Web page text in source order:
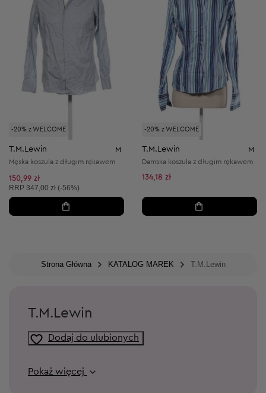
-20% z WELCOME
T.M.Lewin M
Męska koszula z długim rękawem
150,99 zł
Cena sugerowana:
RRP 347,00 zł (-56%)
-20% z WELCOME
T.M.Lewin M
Damska koszula z długim rękawem
134,18 zł
Strona Główna KATALOG MAREK T.M.Lewin
T.M.Lewin
Dodaj do ulubionych
Pokaż więcej